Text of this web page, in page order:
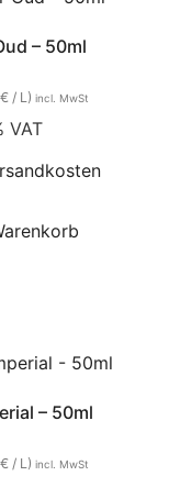
– 50ml
/ L) incl. MwSt
VAT
– 50ml
/ L) incl. MwSt